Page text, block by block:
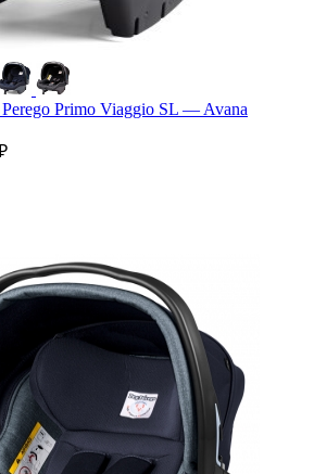
Perego Primo Viaggio SL — Avana